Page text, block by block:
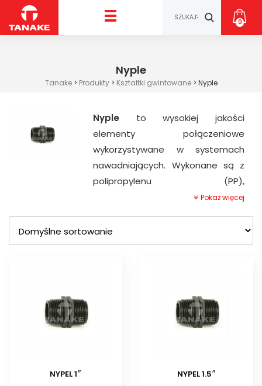
0
Nyple
Tanake> Produkty> Kształtki gwintowane> Nyple
Nyple to wysokiej jakości
elementy połączeniowe
wykorzystywane w systemach
nawadniających. Wykonane są z
polipropylenu (PP),
wysokogatunkowego tworzywa
znajdują się nyple renomowanej
firmy IRRITEC®.
zewnętrzne tej samej średnicy np.
½”, ¾”, 1”, 1 ½”, 2”. Występują
Pokaż więcej
NYPEL 1″ NYPEL 1.5″